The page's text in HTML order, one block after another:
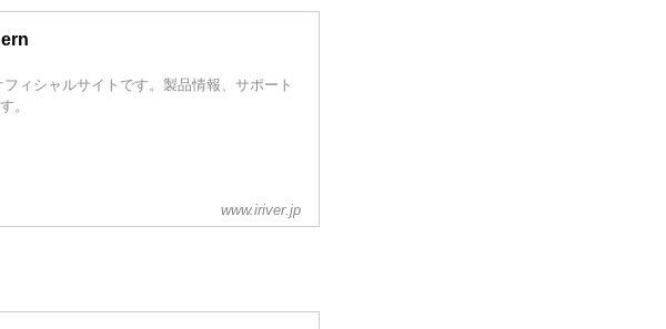
ィシャルサイトです。製品情報、サポート
。
www.iriver.jp